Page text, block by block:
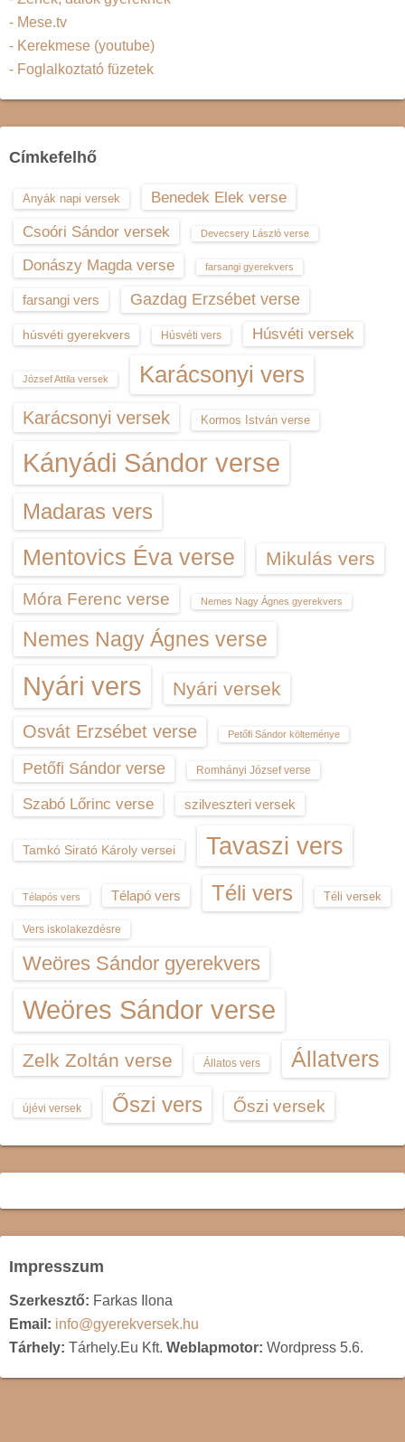
- Mese.tv
- Kerekmese (youtube)
- Foglalkoztató füzetek
Címkefelhő
Anyák napi versek
Benedek Elek verse
Csoóri Sándor versek
Devecsery László verse
Donászy Magda verse farsangi gyerekvers
farsangi vers Gazdag Erzsébet verse
húsvéti gyerekvers Húsvéti vers Húsvéti versek
József Attila versek Karácsonyi vers
Karácsonyi versek Kormos István verse
Kányádi Sándor verse
Madaras vers
Mentovics Éva verse Mikulás vers
Móra Ferenc verse Nemes Nagy Ágnes gyerekvers
Nemes Nagy Ágnes verse
Nyári vers Nyári versek
Osvát Erzsébet verse Petőfi Sándor költeménye
Petőfi Sándor verse Romhányi József verse
Szabó Lőrinc verse szilveszteri versek
Tamkó Sirató Károly versei Tavaszi vers
Télapós vers Télapó vers Téli vers Téli versek
Vers iskolakezdésre
Weöres Sándor gyerekvers
Weöres Sándor verse
Zelk Zoltán verse Állatos vers Állatvers
újévi versek Őszi vers Őszi versek
Impresszum
Szerkesztő: Farkas Ilona
Email: info@gyerekversek.hu
Tárhely: Tárhely.Eu Kft. Weblapmotor: Wordpress 5.6.